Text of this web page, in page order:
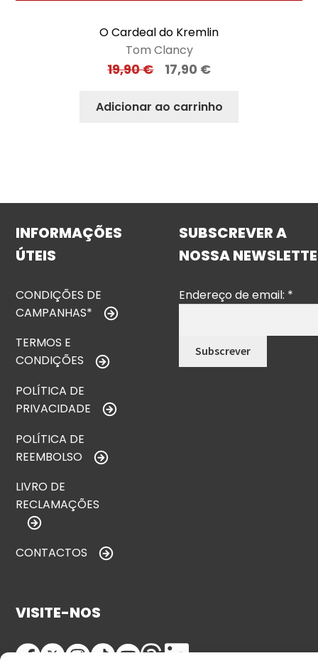
O Cardeal do Kremlin
Tom Clancy
19,90€ 17,90 €
Adicionar ao carrinho
INFORMAÇÕES
ÚTEIS
CONDIÇÕES DE
CAMPANHAS*
TERMOS E
CONDIÇÕES
POLÍTICA DE
PRIVACIDADE
POLÍTICA DE
REEMBOLSO
LIVRO DE
RECLAMAÇÕES
CONTACTOS
SUBSCREVER A
NOSSA
Endereço de email: *
VISITE-NOS